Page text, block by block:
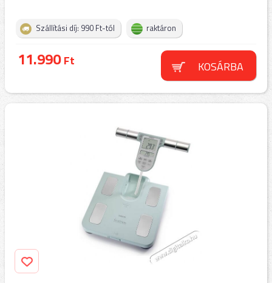
Szállítási díj: 990 Ft-tól raktáron
11.990Ft KOSÁRBA